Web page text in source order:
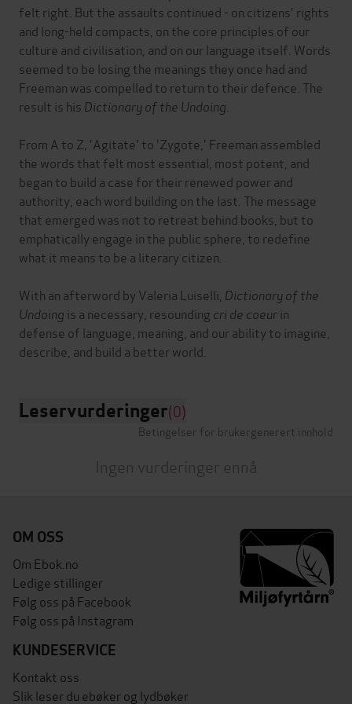
felt right. But the assaults continued - on citizens' rights
and long-held compacts, on the core principles of our
culture and civilisation, and on our language itself. Words
seemed to be losing the meanings they once had and
Freeman was compelled to return to their defence. The
result is his Dictionary of the Undoing
From A to Z, 'Agitate' to 'Zygote,' Freeman assembled
the words that felt most essential, most potent, and
began to build a case for their renewed power and
authority, each word building on the last. The message
that emerged was not to retreat behind books, but to
emphatically engage in the public sphere, to redefine
what it means to be a literary citizen.
With an afterword by Valeria Luiselli, Dictionary of the
Undoing is a necessary, resounding cri de coeurin
defense of language, meaning, and our ability to imagine,
Leservurderinger(0)
Betingelser for brukergenerert innhold
Ingen vurderinger ennå
OM OSS
Om Ebok.no
Ledige stillinger
Følg oss på Facebook
Følg oss på Instagram
KUNDESERVICE
Kontakt oss
Slik leser du ebøker og lydbøker